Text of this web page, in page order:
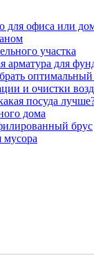
для офиса или
участка
арматура для
и очистки
посуда
дома
брус
мусора